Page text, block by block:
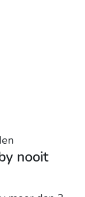
nooit